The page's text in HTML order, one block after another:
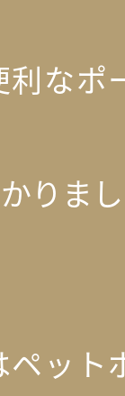
利な
りま
ット